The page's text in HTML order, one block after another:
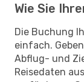
Wie Sie
Die Buchung
einfach.
Abflug- und
Reisedaten